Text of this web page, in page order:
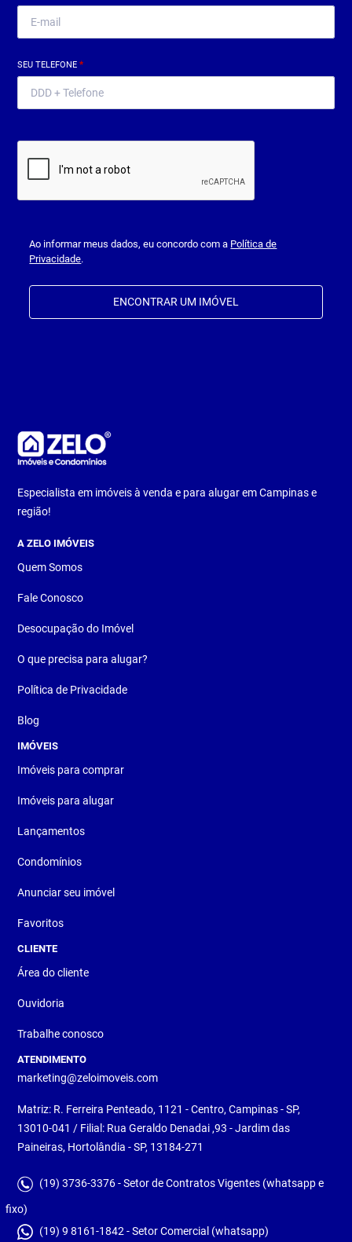
SEU TELEFONE*
Ao informar meus dados, eu concordo com a Política de
Privacidade.
ENCONTRAR UM IMÓVEL
Especialista em imóveis à venda e para alugar em Campinas e
região!
A ZELO IMÓVEIS
Quem Somos
Fale Conosco
Desocupação do Imóvel
O que precisa para alugar?
Política de Privacidade
Blog
IMÓVEIS
Imóveis para comprar
Imóveis para alugar
Lançamentos
Condomínios
Anunciar seu imóvel
Favoritos
CLIENTE
Área do cliente
Ouvidoria
Trabalhe conosco
ATENDIMENTO
marketing@zeloimoveis.com
Matriz: R. Ferreira Penteado, 1121 - Centro, Campinas - SP,
13010-041 / Filial: Rua Geraldo Denadai ,93 - Jardim das
Paineiras, Hortolândia - SP, 13184-271
(19) 3736-3376 - Setor de Contratos Vigentes (whatsapp e
fixo)
(19) 9 8161-1842 - Setor Comercial (whatsapp)